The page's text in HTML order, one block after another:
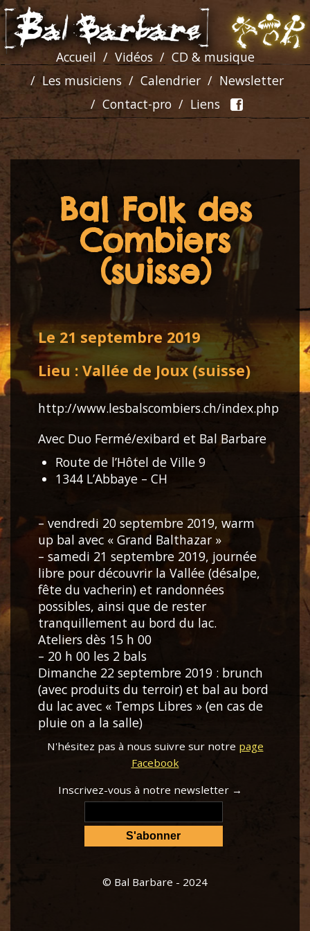
Accueil Vidéos
CD & musique
Les musiciens
Calendrier
Newsletter
Contact-pro
Liens
Bal Folk des
Combiers
(suisse)
Le 21 septembre 2019
Lieu : Vallée de Joux (suisse)
http://www.lesbalscombiers.ch/index.php
Avec Duo Fermé/exibard et Bal Barbare
Route de l’Hôtel de Ville 9
1344 L’Abbaye – CH
– vendredi 20 septembre 2019, warm
up bal avec « Grand Balthazar »
– samedi 21 septembre 2019, journée
libre pour découvrir la Vallée (désalpe,
fête du vacherin) et randonnées
possibles, ainsi que de rester
tranquillement au bord du lac.
Ateliers dès 15 h 00
– 20 h 00 les 2 bals
Dimanche 22 septembre 2019 : brunch
(avec produits du terroir) et bal au bord
du lac avec « Temps Libres » (en cas de
pluie on a la salle)
N'hésitez pas à nous suivre sur notre page
Facebook
Inscrivez-vous à notre newsletter →
© Bal Barbare - 2024